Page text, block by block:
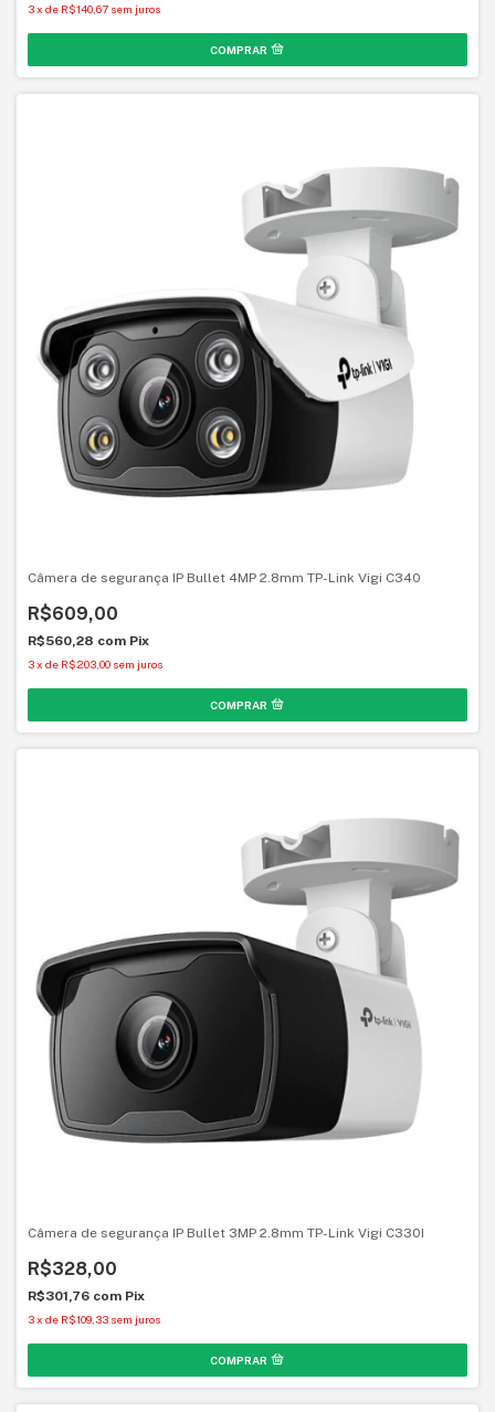
3x de R$140,67 sem juros
Câmera de segurança IP Bullet 4MP 2.8mm TP-Link Vigi C340
R$609,00
R$560,28 com Pix
3x de R$203,00 sem juros
Câmera de segurança IP Bullet 3MP 2.8mm TP-Link Vigi C330I
R$328,00
R$301,76 com Pix
3x de R$109,33 sem juros